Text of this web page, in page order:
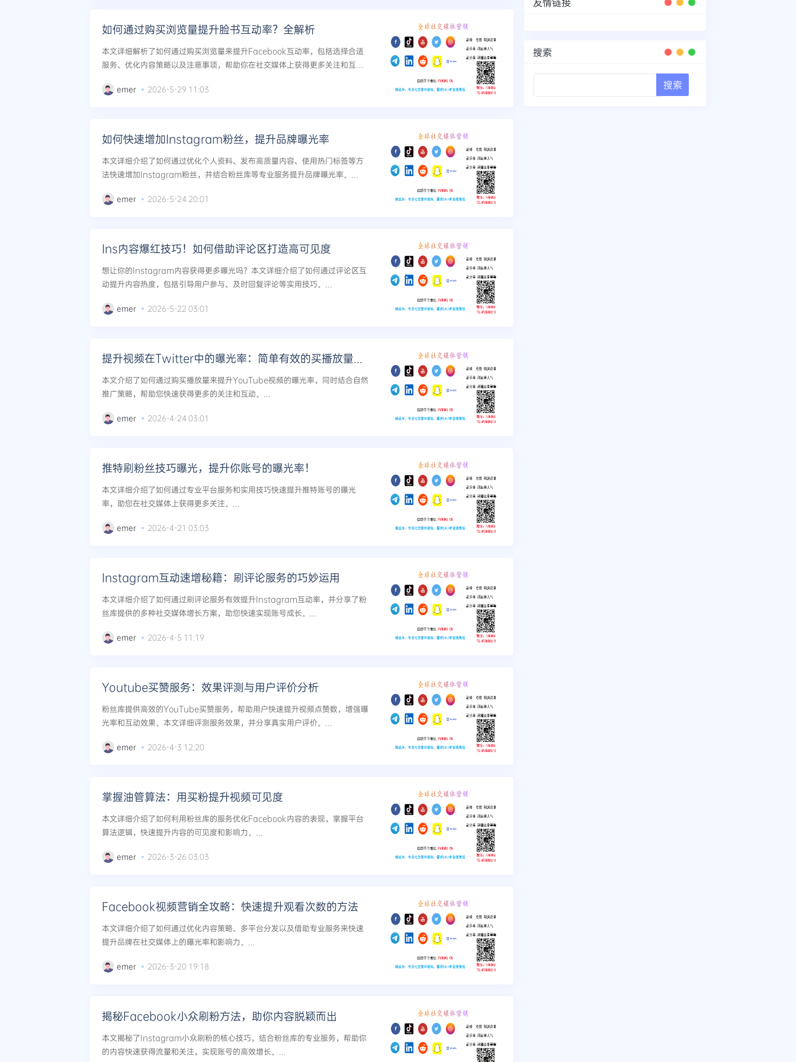
如何通过购买浏览量提升脸书互动率？全解析
本文详细解析了如何通过购买浏览量来提升Facebook互动率，包括选择合适
服务、优化内容策略以及注意事项，帮助你在社交媒体上获得更多关注和互
emer 2026-5-29 11:03
如何快速增加Instagram粉丝，提升品牌曝光率
本文详细介绍了如何通过优化个人资料、发布高质量内容、使用热门标签等方
法快速增加Instagram粉丝，并结合粉丝库等专业服务提升品牌曝光率。...
emer 2026-5-24 20:01
Ins内容爆红技巧！如何借助评论区打造高可见度
想让你的Instagram内容获得更多曝光吗？本文详细介绍了如何通过评论区互
动提升内容热度，包括引导用户参与、及时回复评论等实用技巧。...
emer 2026-5-22 03:01
提升视频在Twitter中的曝光率：简单有效的买播放量方法
本文介绍了如何通过购买播放量来提升YouTube视频的曝光率，同时结合自然
推广策略，帮助您快速获得更多的关注和互动。...
emer 2026-4-24 03:01
推特刷粉丝技巧曝光，提升你账号的曝光率！
本文详细介绍了如何通过专业平台服务和实用技巧快速提升推特账号的曝光
率，助您在社交媒体上获得更多关注。...
emer 2026-4-21 03:03
Instagram互动速增秘籍：刷评论服务的巧妙运用
本文详细介绍了如何通过刷评论服务有效提升Instagram互动率，并分享了粉
丝库提供的多种社交媒体增长方案，助您快速实现账号成长。...
emer 2026-4-5 11:19
Youtube买赞服务：效果评测与用户评价分析
粉丝库提供高效的YouTube买赞服务，帮助用户快速提升视频点赞数，增强曝
光率和互动效果。本文详细评测服务效果，并分享真实用户评价。...
emer 2026-4-3 12:20
掌握油管算法：用买粉提升视频可见度
本文详细介绍了如何利用粉丝库的服务优化Facebook内容的表现，掌握平台
算法逻辑，快速提升内容的可见度和影响力。...
emer 2026-3-26 03:03
Facebook视频营销全攻略：快速提升观看次数的方法
本文详细介绍了如何通过优化内容策略、多平台分发以及借助专业服务来快速
提升品牌在社交媒体上的曝光率和影响力。...
emer 2026-3-20 19:18
揭秘Facebook小众刷粉方法，助你内容脱颖而出
本文揭秘了Instagram小众刷粉的核心技巧，结合粉丝库的专业服务，帮助你
的内容快速获得流量和关注，实现账号的高效增长。...
搜索